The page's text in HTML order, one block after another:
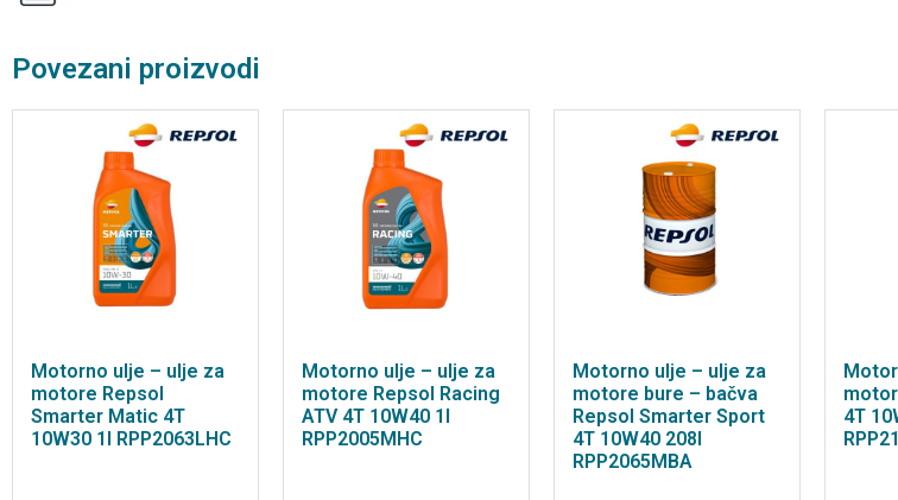
Povezani proizvodi
Motorno ulje – ulje za
motore Repsol
Smarter Matic 4T
10W30 1l RPP2063LHC
Motorno ulje – ulje za
motore Repsol Racing
ATV 4T 10W40 1l
RPP2005MHC
Motorno ulje – ulje za
motore bure – bačva
Repsol Smarter Sport
4T 10W40 208l
RPP2065MBA
4T